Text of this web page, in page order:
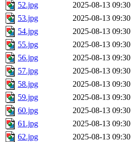
52.jpg
2025-08-13 09:30
53.jpg
2025-08-13 09:30
54.jpg
2025-08-13 09:30
55.jpg
2025-08-13 09:30
56.jpg
2025-08-13 09:30
57.jpg
2025-08-13 09:30
58.jpg
2025-08-13 09:30
59.jpg
2025-08-13 09:30
60.jpg
2025-08-13 09:30
61.jpg
2025-08-13 09:30
62.jpg
2025-08-13 09:30